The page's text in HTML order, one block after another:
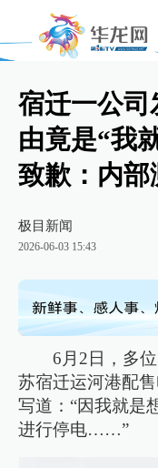
宿迁一公司
由竟是“我
致歉：内
极目新闻
2026-06-03 15:43
6月2日，多
苏宿迁运河港配
写道：“因我就是
进行停电……”